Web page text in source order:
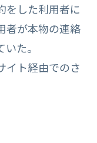
をした利用者に
者が本物の連絡
た。
イト経由でのさ